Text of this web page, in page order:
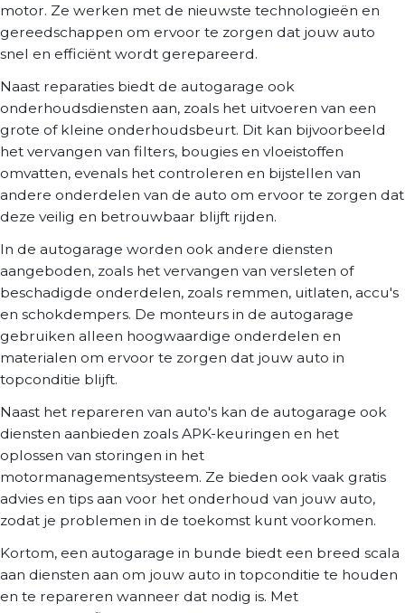
motor. Ze werken met de nieuwste technologieën en
gereedschappen om ervoor te zorgen dat jouw auto
snel en efficiënt wordt gerepareerd.
Naast reparaties biedt de autogarage ook
onderhoudsdiensten aan, zoals het uitvoeren van een
grote of kleine onderhoudsbeurt. Dit kan bijvoorbeeld
het vervangen van filters, bougies en vloeistoffen
omvatten, evenals het controleren en bijstellen van
andere onderdelen van de auto om ervoor te zorgen dat
deze veilig en betrouwbaar blijft rijden.
In de autogarage worden ook andere diensten
aangeboden, zoals het vervangen van versleten of
beschadigde onderdelen, zoals remmen, uitlaten, accu's
en schokdempers. De monteurs in de autogarage
gebruiken alleen hoogwaardige onderdelen en
materialen om ervoor te zorgen dat jouw auto in
topconditie blijft.
Naast het repareren van auto's kan de autogarage ook
diensten aanbieden zoals APK-keuringen en het
oplossen van storingen in het
motormanagementsysteem. Ze bieden ook vaak gratis
advies en tips aan voor het onderhoud van jouw auto,
zodat je problemen in de toekomst kunt voorkomen.
Kortom, een autogarage in bunde biedt een breed scala
aan diensten aan om jouw auto in topconditie te houden
en te repareren wanneer dat nodig is. Met